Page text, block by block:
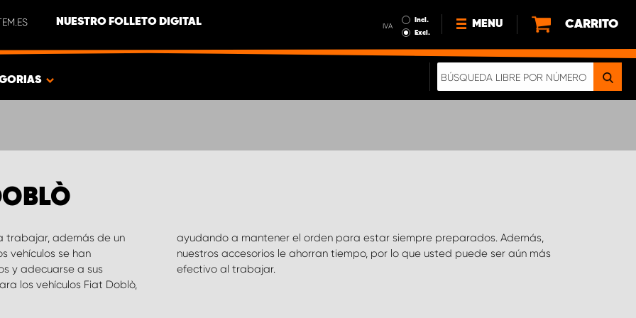
NUESTRO FOLLETO DIGITAL IVA
Incl.
Excl.
MENU
NOTICIAS
CARRITO
y adecuarse a sus
los vehículos Fiat Doblò,
efectivo al trabajar.